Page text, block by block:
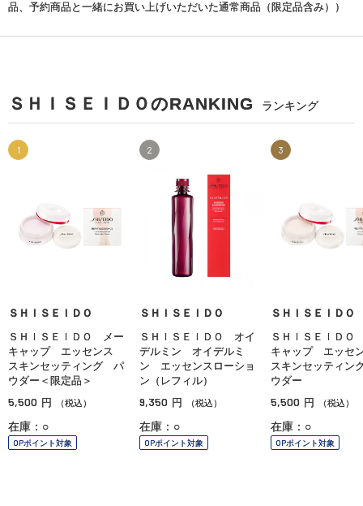
品、予約商品と一緒にお買い上げいただいた通常商品（限定品含み））
ＳＨＩＳＥＩＤＯのRANKING ランキング
1
ＳＨＩＳＥＩＤＯ
ＳＨＩＳＥＩＤＯ メー
キャップ エッセンス
スキンセッティング パ
ウダー＜限定品＞
5,500 円 （税込）
在庫：○
OPポイント対象
2
ＳＨＩＳＥＩＤＯ
ＳＨＩＳＥＩＤＯ オイ
デルミン オイデルミ
ン エッセンスローショ
ン（レフィル）
9,350 円 （税込）
在庫：○
OPポイント対象
3
ＳＨＩＳＥＩＤＯ
ＳＨＩＳＥＩＤ
キャップ エッ
スキンセッティ
ウダー
5,500 円 （税込）
在庫：○
OPポイント対象